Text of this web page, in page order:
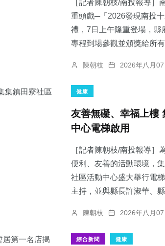
［記者陳朝枝/南投報導］
重頭戲─「2026發現南投
禮，7日上午隆重登場，縣
專程到場參觀並頒獎給所
陳朝枝 2026年八月07
健康
友善無礙、幸福上樓
中心電梯啟用
［記者陳朝枝/南投報導］
便利、友善的活動環境，
社區活動中心盛大舉行電
主持，並與縣長許淑華、
陳朝枝 2026年八月07
綜合新聞 健康